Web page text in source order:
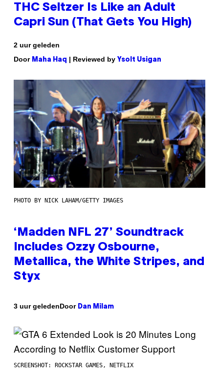
THC Seltzer Is Like an Adult
Capri Sun (That Gets You High)
2 uur geleden
Door Maha Haq | Reviewed by Ysolt Usigan
PHOTO BY NICK LAHAM/GETTY IMAGES
‘Madden NFL 27’ Soundtrack
Includes Ozzy Osbourne,
Metallica, the White Stripes, and
Styx
3 uur geledenDoor Dan Milam
SCREENSHOT: ROCKSTAR GAMES, NETFLIX